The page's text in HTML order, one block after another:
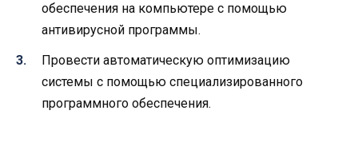
обеспечения на компьютере с помощью
антивирусной программы.
Провести автоматическую оптимизацию
системы с помощью специализированного
программного обеспечения.